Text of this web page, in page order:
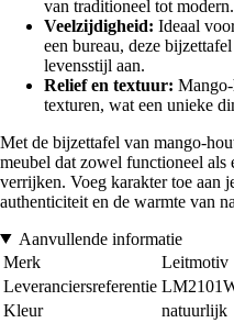
van traditioneel tot modern.
Veelzijdigheid: Ideaal
een bureau, deze
levensstijl aan.
Relief en textuur:
texturen, wat een unieke
Met de bijzettafel van mango-
meubel dat zowel functioneel als
verrijken. Voeg karakter toe aan
authenticiteit en de warmte van
Aanvullende informatie
Merk
Leitmotiv
Leveranciersreferentie
Kleur
natuurlijk